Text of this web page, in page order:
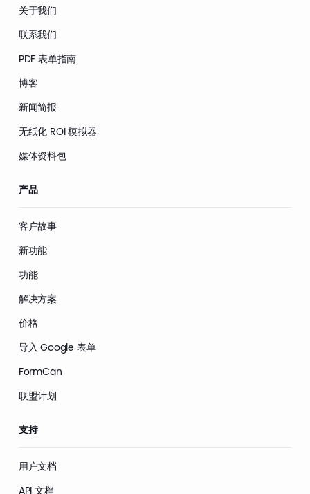
关于我们
联系我们
PDF 表单指南
博客
新闻简报
无纸化 ROI 模拟器
媒体资料包
产品
客户故事
新功能
功能
解决方案
价格
导入 Google 表单
FormCan
联盟计划
支持
用户文档
API 文档